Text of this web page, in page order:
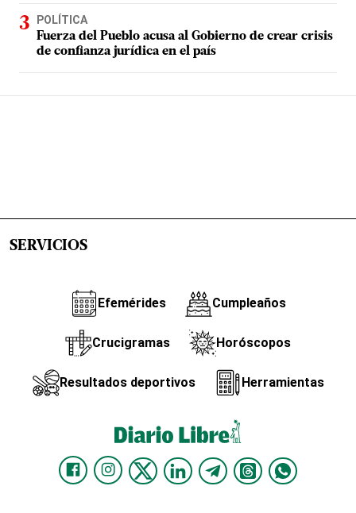
POLÍTICA
Fuerza del Pueblo acusa al Gobierno de crear crisis
de confianza jurídica en el país
SERVICIOS
Efemérides Cumpleaños
Crucigramas Horóscopos
Resultados deportivos Herramientas